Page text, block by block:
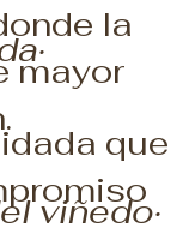
la
mayor
viñedo·
que